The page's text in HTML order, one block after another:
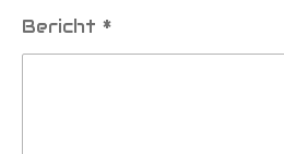
Bericht *